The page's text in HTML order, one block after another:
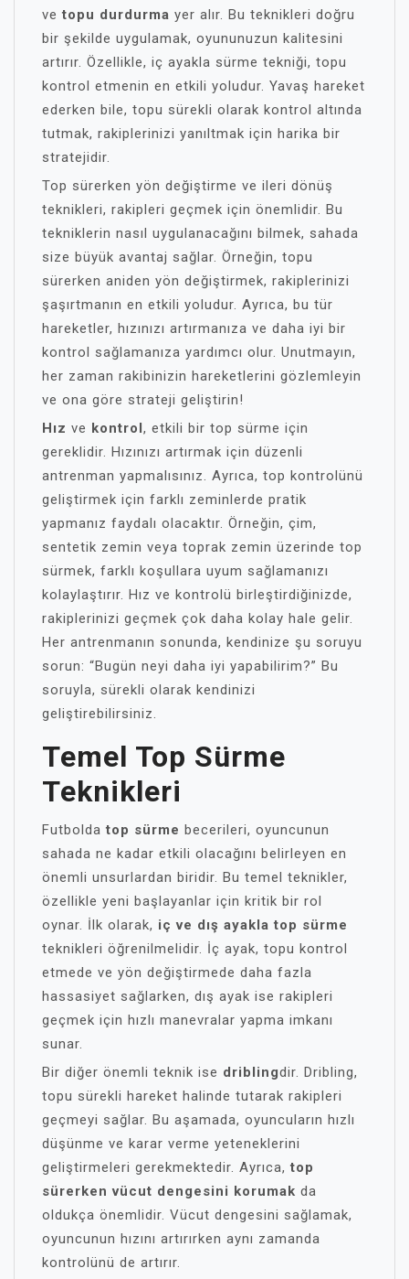
vetopu durdurma yer alır. Bu teknikleri doğru
bir şekilde uygulamak, oyununuzun kalitesini
artırır. Özellikle, iç ayakla sürme tekniği, topu
kontrol etmenin en etkili yoludur. Yavaş hareket
ederken bile, topu sürekli olarak kontrol altında
tutmak, rakiplerinizi yanıltmak için harika bir
stratejidir.
Top sürerken yön değiştirme ve ileri dönüş
teknikleri, rakipleri geçmek için önemlidir. Bu
tekniklerin nasıl uygulanacağını bilmek, sahada
size büyük avantaj sağlar. Örneğin, topu
sürerken aniden yön değiştirmek, rakiplerinizi
şaşırtmanın en etkili yoludur. Ayrıca, bu tür
hareketler, hızınızı artırmanıza ve daha iyi bir
kontrol sağlamanıza yardımcı olur. Unutmayın,
her zaman rakibinizin hareketlerini gözlemleyin
ve ona göre strateji geliştirin!
Hız ve kontrol, etkili bir top sürme için
gereklidir. Hızınızı artırmak için düzenli
antrenman yapmalısınız. Ayrıca, top kontrolünü
geliştirmek için farklı zeminlerde pratik
yapmanız faydalı olacaktır. Örneğin, çim,
sentetik zemin veya toprak zemin üzerinde top
sürmek, farklı koşullara uyum sağlamanızı
kolaylaştırır. Hız ve kontrolü birleştirdiğinizde,
rakiplerinizi geçmek çok daha kolay hale gelir.
Her antrenmanın sonunda, kendinize şu soruyu
sorun: “Bugün neyi daha iyi yapabilirim?” Bu
soruyla, sürekli olarak kendinizi
geliştirebilirsiniz.
Temel Top Sürme
Teknikleri
Futboldatop sürme becerileri, oyuncunun
sahada ne kadar etkili olacağını belirleyen en
önemli unsurlardan biridir. Bu temel teknikler,
özellikle yeni başlayanlar için kritik bir rol
oynar. İlk olarak, iç ve dış ayakla top sürme
teknikleri öğrenilmelidir. İç ayak, topu kontrol
etmede ve yön değiştirmede daha fazla
hassasiyet sağlarken, dış ayak ise rakipleri
geçmek için hızlı manevralar yapma imkanı
sunar.
Bir diğer önemli teknik ise driblingdir. Dribling,
topu sürekli hareket halinde tutarak rakipleri
geçmeyi sağlar. Bu aşamada, oyuncuların hızlı
düşünme ve karar verme yeteneklerini
geliştirmeleri gerekmektedir. Ayrıca,top
sürerken vücut dengesini korumak da
oldukça önemlidir. Vücut dengesini sağlamak,
oyuncunun hızını artırırken aynı zamanda
kontrolünü de artırır.